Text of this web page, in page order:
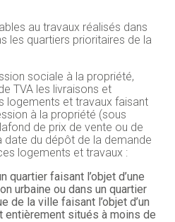
au travaux réalisés dans
les quartiers prioritaires de la
sociale à la propriété,
TVA les livraisons et
logements et travaux faisant
à la propriété (sous
de prix de vente ou de
date du dépôt de la demande
logements et travaux :
quartier faisant l’objet d’une
urbaine ou dans un quartier
de la ville faisant l’objet d’un
entièrement situés à moins de